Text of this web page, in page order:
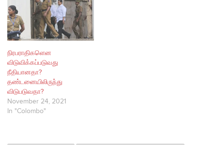
நிரபராதிகளென
விடுவிக்கப்படுவது
நீதியானதா?
தண்டனையிலிருந்து
விடுபடுவதா?
November 24, 2021
In "Colombo"